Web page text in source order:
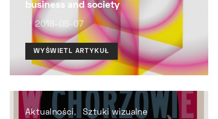
business and society
2018-05-07
WYŚWIETL ARTYKUŁ
Aktualności Sztuki wizualne